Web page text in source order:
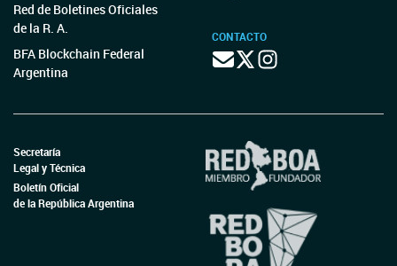
Red de Boletines Oficiales
de la R. A.
BFA Blockchain Federal
Argentina
CONTACTO
Secretaría
Legal y Técnica
Boletín Oficial
de la República Argentina